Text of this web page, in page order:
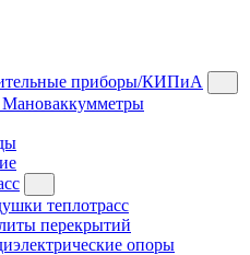
приборы/КИПиА
теплотрасс
перекрытий
опоры